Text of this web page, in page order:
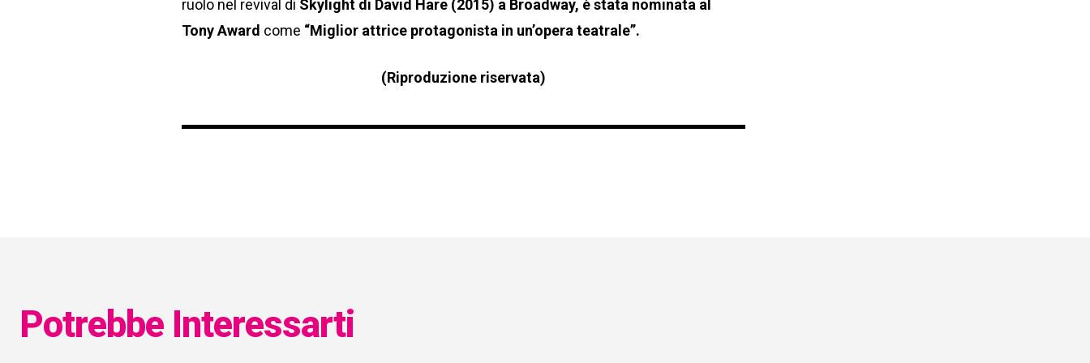
ruolo nel revival di Skylight di David Hare (2015) a Broadway, è stata nominata al
Tony Award come “Miglior attrice protagonista in un’opera teatrale”.
(Riproduzione riservata)
Potrebbe Interessarti